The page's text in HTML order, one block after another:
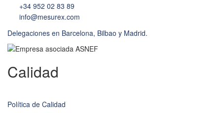
+34 952 02 83 89
info@mesurex.com
Delegaciones en Barcelona, Bilbao y Madrid.
Calidad
Política de Calidad